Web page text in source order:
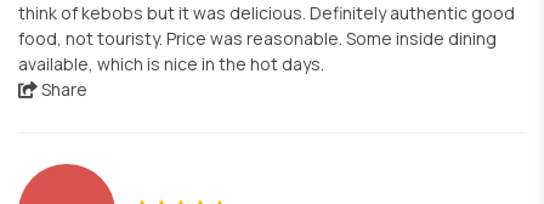
think of kebobs but it was delicious. Definitely authentic good
food, not touristy. Price was reasonable. Some inside dining
available, which is nice in the hot days.
Share